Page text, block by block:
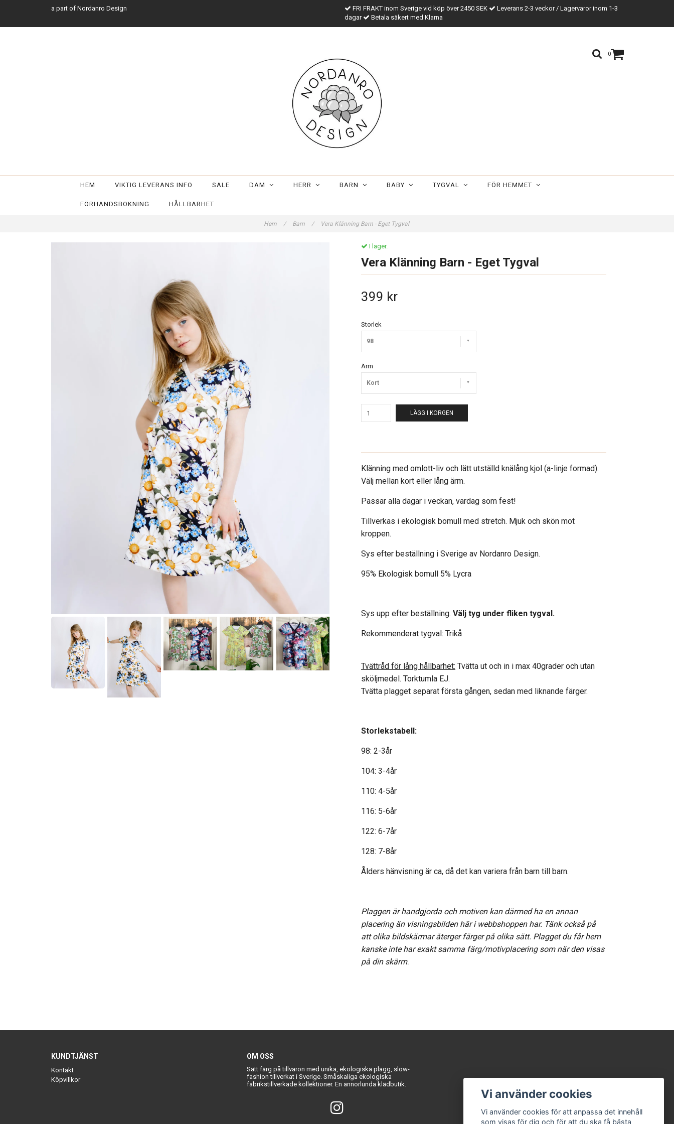
a part of Nordanro Design FRI FRAKT inom Sverige vid köp över 2450 SEK
Leverans 2-3 veckor / Lagervaror inom 1-3
dagar
Betala säkert med Klarna
0
HEM VIKTIG LEVERANS INFO SALE DAM HERR BARN BABY TYGVAL FÖR HEMMET
FÖRHANDSBOKNING HÅLLBARHET
Hem / Barn / Vera Klänning Barn - Eget Tygval
I lager.
Vera Klänning Barn - Eget Tygval
399 kr
Storlek
98
Ärm
Kort
LÄGG I KORGEN
Klänning med omlott-liv och lätt utställd knälång kjol (a-linje formad).
Välj mellan kort eller lång ärm.
Passar alla dagar i veckan, vardag som fest!
Tillverkas i ekologisk bomull med stretch. Mjuk och skön mot
kroppen.
Sys efter beställning i Sverige av Nordanro Design.
95% Ekologisk bomull 5% Lycra
Sys upp efter beställning. Välj tyg under fliken tygval.
Rekommenderat tygval: Trikå
Tvättråd för lång hållbarhet: Tvätta ut och in i max 40grader och utan
sköljmedel. Torktumla EJ.
Tvätta plagget separat första gången, sedan med liknande färger.
Storlekstabell:
98: 2-3år
104: 3-4år
110: 4-5år
116: 5-6år
122: 6-7år
128: 7-8år
Ålders hänvisning är ca, då det kan variera från barn till barn.
Plaggen är handgjorda och motiven kan därmed ha en annan
placering än visningsbilden här i webbshoppen har. Tänk också på
att olika bildskärmar återger färger på olika sätt. Plagget du får hem
kanske inte har exakt samma färg/motivplacering som när den visas
på din skärm.
KUNDTJÄNST
Kontakt
Köpvillkor
OM OSS
Sätt färg på tillvaron med unika, ekologiska plagg, slow-
fashion tillverkat i Sverige. Småskaliga ekologiska
fabrikstillverkade kollektioner. En annorlunda klädbutik.
Vi använder cookies
Vi använder cookies för att anpassa det innehåll
som visas för dig och för att du ska få bästa